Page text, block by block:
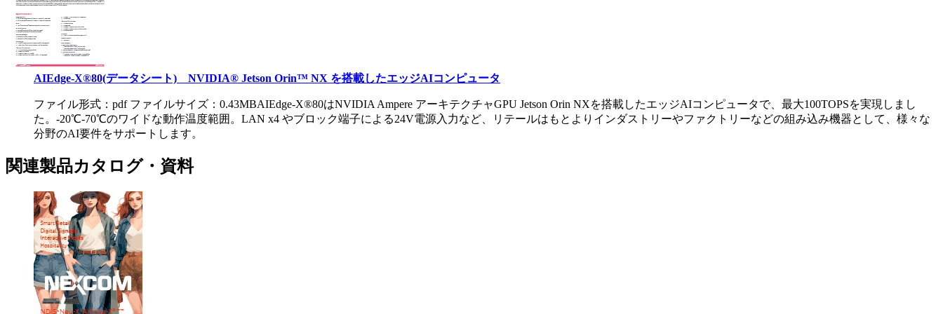
AIEdge-X®80(データシート) NVIDIA® Jetson Orin™ NX を搭載したエッジAIコンピュータ
ファイル形式：pdf ファイルサイズ：0.43MBAIEdge-X®80はNVIDIA Ampere アーキテクチャGPU Jetson Orin NXを搭載したエッジAIコンピュータで、最大100TOPSを実現しまし
た。-20℃-70℃のワイドな動作温度範囲。LAN x4 やブロック端子による24V電源入力など、リテールはもとよりインダストリーやファクトリーなどの組み込み機器として、様々な
分野のAI要件をサポートします。
関連製品カタログ・資料